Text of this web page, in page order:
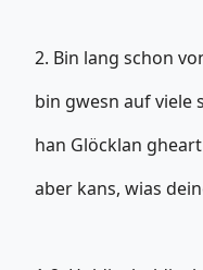
2. Bin lang schon
bin gwesn auf viele
han Glöcklan
aber kans, wias